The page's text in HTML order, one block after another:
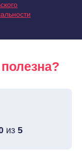
полезна?
из 5